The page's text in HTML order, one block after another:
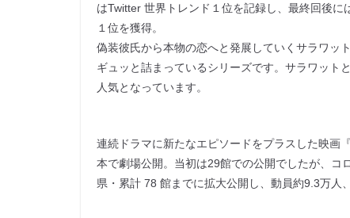
はTwitter 世界トレンド１位を記録し、最終回後
１位を獲得。
偽装彼氏から本物の恋へと発展していくサラワッ
ギュッと詰まっているシリーズです。サラワット
人気となっています。
連続ドラマに新たなエピソードをプラスした映画
本で劇場公開。当初は29館での公開でしたが、コ
県・累計 78 館までに拡⼤公開し、動員約9.3万⼈